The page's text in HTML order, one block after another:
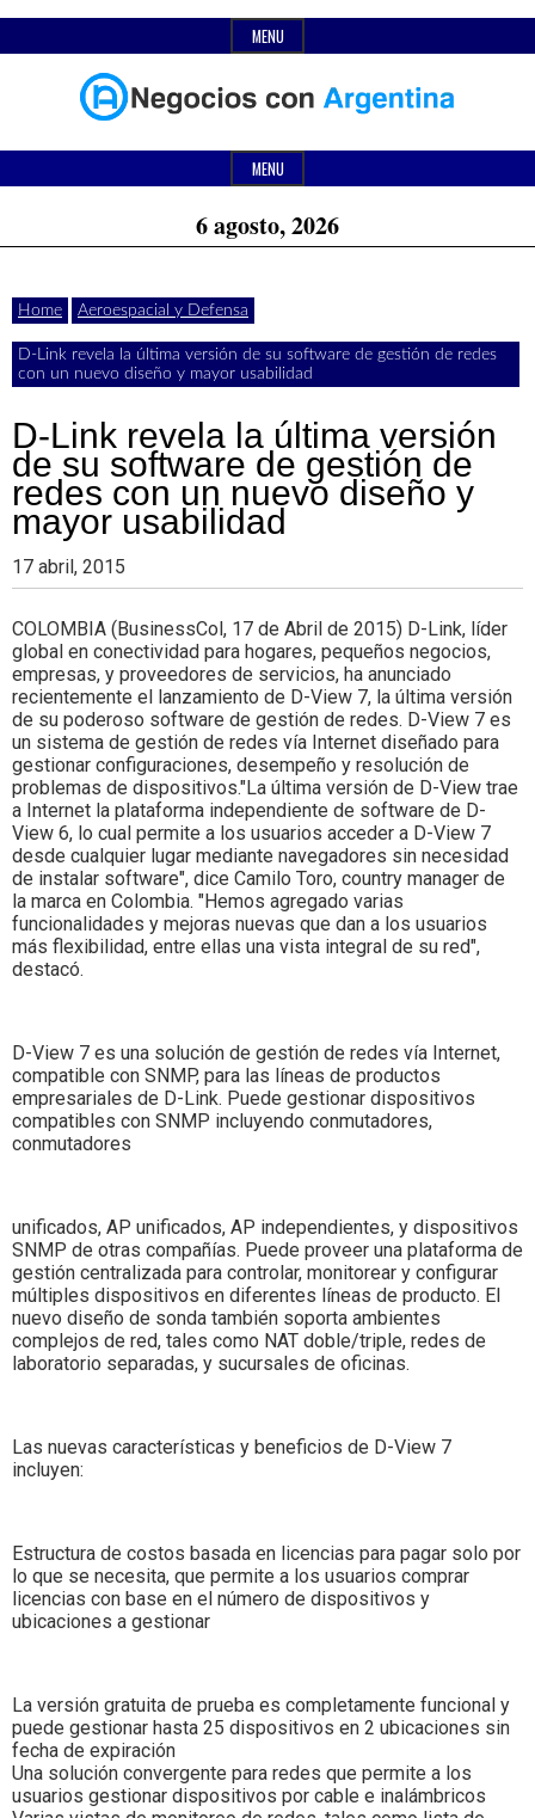
to
MENU
Negocios
con
Argentina
Últimas
noticias,
comunicados
actualidad
de
negocios
con
Argentina.
Header
MENU
6 agosto, 2026
Home Aeroespacial y Defensa
D-Link revela la última versión de su software de gestión de redes
con un nuevo diseño y mayor usabilidad
D-Link revela la última versión
de su software de gestión de
redes con un nuevo diseño y
mayor usabilidad
17 abril, 2015
COLOMBIA (BusinessCol, 17 de Abril de 2015) D-Link, líder
global en conectividad para hogares, pequeños negocios,
empresas, y proveedores de servicios, ha anunciado
recientemente el lanzamiento de D-View 7, la última versión
de su poderoso software de gestión de redes. D-View 7 es
un sistema de gestión de redes vía Internet diseñado para
gestionar configuraciones, desempeño y resolución de
problemas de dispositivos."La última versión de D-View trae
a Internet la plataforma independiente de software de D-
View 6, lo cual permite a los usuarios acceder a D-View 7
desde cualquier lugar mediante navegadores sin necesidad
de instalar software", dice Camilo Toro, country manager de
la marca en Colombia. "Hemos agregado varias
funcionalidades y mejoras nuevas que dan a los usuarios
más flexibilidad, entre ellas una vista integral de su red",
destacó.
D-View 7 es una solución de gestión de redes vía Internet,
compatible con SNMP, para las líneas de productos
empresariales de D-Link. Puede gestionar dispositivos
compatibles con SNMP incluyendo conmutadores,
conmutadores
unificados, AP unificados, AP independientes, y dispositivos
SNMP de otras compañías. Puede proveer una plataforma de
gestión centralizada para controlar, monitorear y configurar
múltiples dispositivos en diferentes líneas de producto. El
nuevo diseño de sonda también soporta ambientes
complejos de red, tales como NAT doble/triple, redes de
laboratorio separadas, y sucursales de oficinas.
Las nuevas características y beneficios de D-View 7
incluyen:
Estructura de costos basada en licencias para pagar solo por
lo que se necesita, que permite a los usuarios comprar
licencias con base en el número de dispositivos y
ubicaciones a gestionar
La versión gratuita de prueba es completamente funcional y
puede gestionar hasta 25 dispositivos en 2 ubicaciones sin
fecha de expiración
Una solución convergente para redes que permite a los
usuarios gestionar dispositivos por cable e inalámbricos